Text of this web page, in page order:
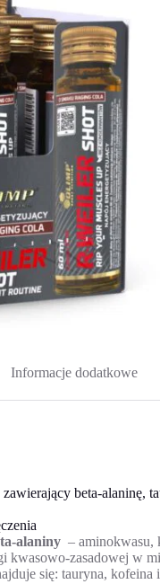
Informacje dodatkowe
beta-alaninę,
alaniny – aminokwasu,
kwasowo-zasadowej w
się: tauryna,